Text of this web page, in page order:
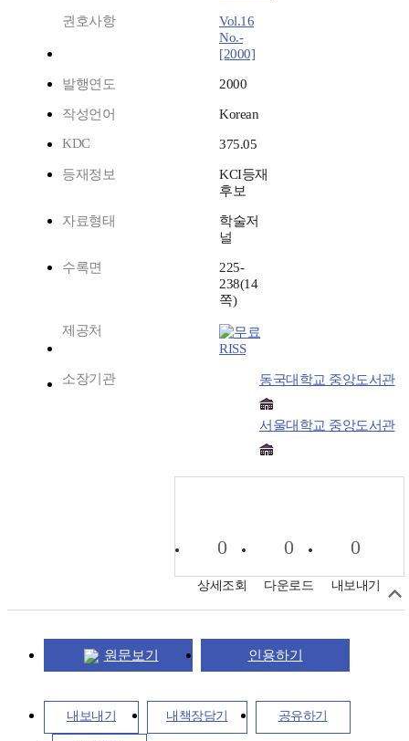
권호사항
Vol.16
No.-
[2000]
발행연도 2000
작성언어
Korean
KDC
375.05
등재정보
KCI등재
후보
자료형태
학술저
널
수록면
225-
238(14
쪽)
제공처
RISS
소장기관 동국대학교 중앙도서관
서울대학교 중앙도서관
0
상세조회
0
다운로드
0
내보내기
원문보기 인용하기
내보내기 내책장담기 공유하기